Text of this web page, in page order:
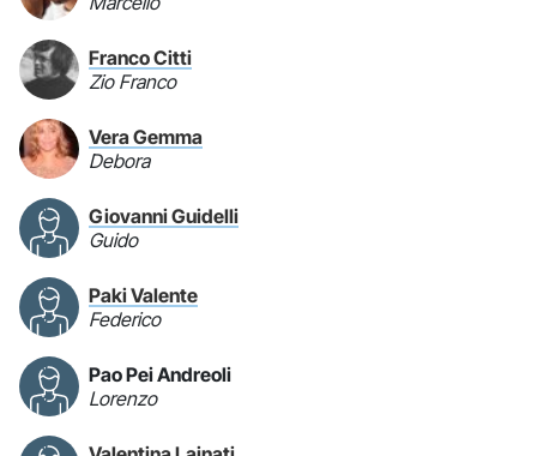
Franco Citti
Zio Franco
Vera Gemma
Debora
Giovanni Guidelli
Guido
Paki Valente
Federico
Pao Pei Andreoli
Lorenzo